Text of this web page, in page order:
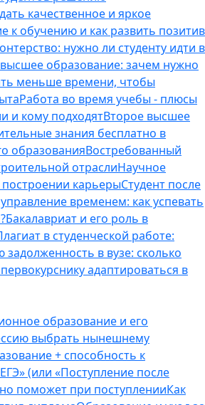
качественное и яркое
обучению и как развить позитив
нужно ли cтуденту идти в
образование: зачем нужно
меньше времени, чтобы
Работа во время учебы - плюсы
и кому подходятВторое высшее
знания бесплатно в
образованияВостребованный
отраслиНаучное
карьерыСтудент после
временем: как успевать
Бакалавриат и его роль в
в студенческой работе:
в вузе: сколько
адаптироваться в
образование и его
выбрать нынешнему
+ способность к
(или «Поступление после
поможет при поступленииКак